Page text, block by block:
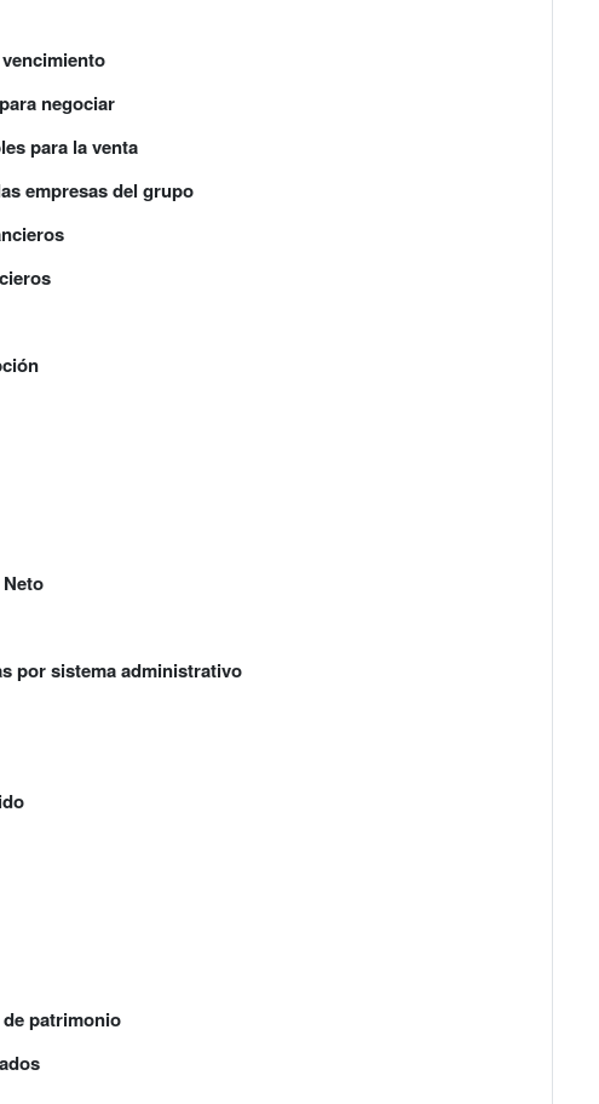
negociar
para la venta
empresas del grupo
por sistema administrativo
patrimonio